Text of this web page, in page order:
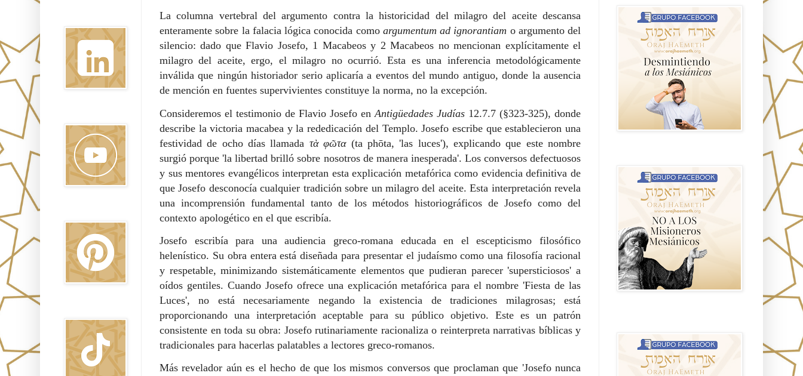
La columna vertebral del argumento contra la historicidad del milagro del aceite descansa
enteramente sobre la falacia lógica conocida como argumentum ad ignorantiam o argumento del
silencio: dado que Flavio Josefo, 1 Macabeos y 2 Macabeos no mencionan explícitamente el
milagro del aceite, ergo, el milagro no ocurrió. Esta es una inferencia metodológicamente
inválida que ningún historiador serio aplicaría a eventos del mundo antiguo, donde la ausencia
de mención en fuentes supervivientes constituye la norma, no la excepción.
Consideremos el testimonio de Flavio Josefo en Antigüedades Judías 12.7.7 (§323-325), donde
describe la victoria macabea y la rededicación del Templo. Josefo escribe que establecieron una
festividad de ocho días llamada τὰ φῶτα(ta phōta, 'las luces'), explicando que este nombre
surgió porque 'la libertad brilló sobre nosotros de manera inesperada'. Los conversos defectuosos
y sus mentores evangélicos interpretan esta explicación metafórica como evidencia definitiva de
que Josefo desconocía cualquier tradición sobre un milagro del aceite. Esta interpretación revela
una incomprensión fundamental tanto de los métodos historiográficos de Josefo como del
contexto apologético en el que escribía.
Josefo escribía para una audiencia greco-romana educada en el escepticismo filosófico
helenístico. Su obra entera está diseñada para presentar el judaísmo como una filosofía racional
y respetable, minimizando sistemáticamente elementos que pudieran parecer 'supersticiosos' a
oídos gentiles. Cuando Josefo ofrece una explicación metafórica para el nombre 'Fiesta de las
Luces', no está necesariamente negando la existencia de tradiciones milagrosas; está
proporcionando una interpretación aceptable para su público objetivo. Este es un patrón
consistente en toda su obra: Josefo rutinariamente racionaliza o reinterpreta narrativas bíblicas y
tradicionales para hacerlas palatables a lectores greco-romanos.
Más revelador aún es el hecho de que los mismos conversos que proclaman que 'Josefo nunca